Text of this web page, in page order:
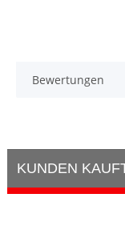
Bewertungen
KUNDEN